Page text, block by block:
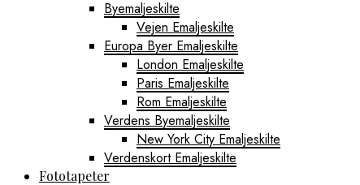
Byemaljeskilte
Vejen Emaljeskilte
Europa Byer Emaljeskilte
London Emaljeskilte
Paris Emaljeskilte
Rom Emaljeskilte
Verdens Byemaljeskilte
New York City Emaljeskilte
Verdenskort Emaljeskilte
Fototapeter